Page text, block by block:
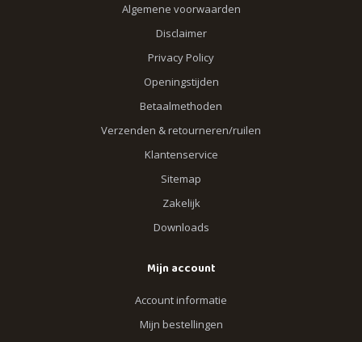
Algemene voorwaarden
Disclaimer
Privacy Policy
Openingstijden
Betaalmethoden
Verzenden & retourneren/ruilen
Klantenservice
Sitemap
Zakelijk
Downloads
Mijn account
Account informatie
Mijn bestellingen